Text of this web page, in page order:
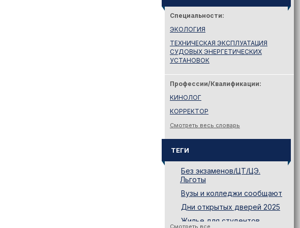
Специальности:
ЭКОЛОГИЯ
ТЕХНИЧЕСКАЯ ЭКСПЛУАТАЦИЯ
СУДОВЫХ ЭНЕРГЕТИЧЕСКИХ
УСТАНОВОК
Профессии/Квалификации:
КИНОЛОГ
КОРРЕКТОР
Смотреть весь словарь
ТЕГИ
Без экзаменов/ЦТ/ЦЭ.
Льготы
Вузы и колледжи сообщают
Дни открытых дверей 2025
Жилье для студентов
Смотреть все